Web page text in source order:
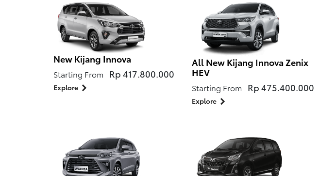
New Kijang Innova
Starting From Rp 417.800.000
Explore
All New Kijang Innova Zenix
HEV
Starting From Rp 475.400.000
Explore